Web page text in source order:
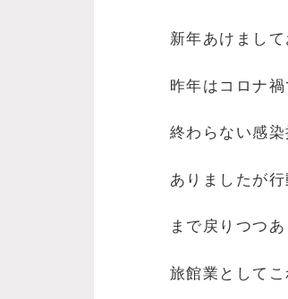
新年あけまし
昨年はコロナ
終わらない感
ありましたが
まで戻りつつあ
旅館業として